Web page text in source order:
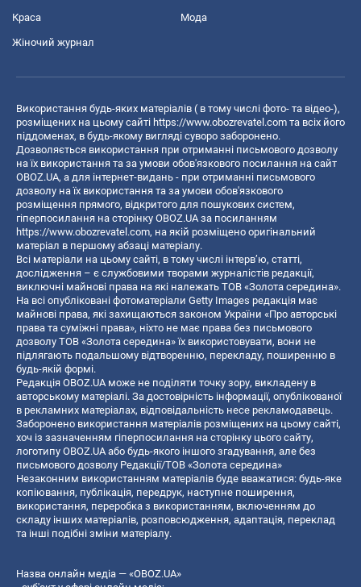
Краса Мода
Жіночий журнал
Використання будь-яких матеріалів ( в тому числі фото- та відео-),
розміщених на цьому сайті https://www.obozrevatel.com та всіх його
піддоменах, в будь-якому вигляді суворо заборонено.
Дозволяється використання при отриманні письмового дозволу
на їх використання та за умови обов'язкового посилання на сайт
OBOZ.UA, а для інтернет-видань - при отриманні письмового
дозволу на їх використання та за умови обов'язкового
розміщення прямого, відкритого для пошукових систем,
гіперпосилання на сторінку OBOZ.UA за посиланням
https://www.obozrevatel.com, на якій розміщено оригінальний
матеріал в першому абзаці матеріалу.
Всі матеріали на цьому сайті, в тому числі інтерв’ю, статті,
дослідження – є службовими творами журналістів редакції,
виключні майнові права на які належать ТОВ «Золота середина».
На всі опубліковані фотоматеріали Getty Images редакція має
майнові права, які захищаються законом України «Про авторські
права та суміжні права», ніхто не має права без письмового
дозволу ТОВ «Золота середина» їх використовувати, вони не
підлягають подальшому відтворенню, перекладу, поширенню в
будь-якій формі.
Редакція OBOZ.UA може не поділяти точку зору, викладену в
авторському матеріалі. За достовірність інформації, опублікованої
в рекламних матеріалах, відповідальність несе рекламодавець.
Заборонено використання матеріалів розміщених на цьому сайті,
хоч із зазначенням гіперпосилання на сторінку цього сайту,
логотипу OBOZ.UA або будь-якого іншого згадування, але без
письмового дозволу Редакції/ТОВ «Золота середина»
Незаконним використанням матеріалів буде вважатися: будь-яке
копiювання, публiкацiя, передрук, наступне поширення,
використання, переробка з використанням, включенням до
складу інших матеріалів, розповсюдження, адаптація, переклад
та інші подібні зміни матеріалу.
Назва онлайн медіа — «OBOZ.UA»